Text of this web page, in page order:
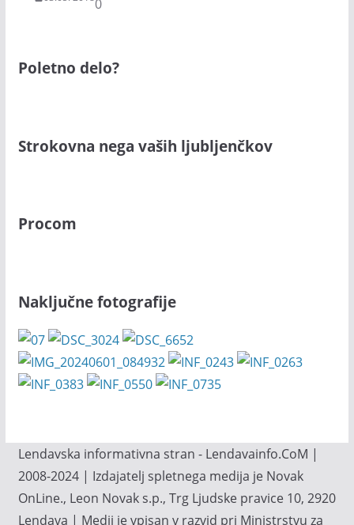
0
Poletno delo?
Strokovna nega vaših ljubljenčkov
Procom
Naključne fotografije
Lendavska informativna stran - Lendavainfo.CoM |
2008-2024 | Izdajatelj spletnega medija je Novak
OnLine., Leon Novak s.p., Trg Ljudske pravice 10, 2920
Lendava | Medij je vpisan v razvid pri Ministrstvu za